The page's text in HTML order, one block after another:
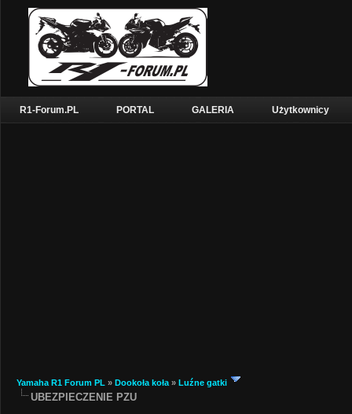
R1-Forum.PL PORTAL GALERIA Użytkownicy
Yamaha R1 Forum PL » Dookoła koła » Luźne gatki
UBEZPIECZENIE PZU